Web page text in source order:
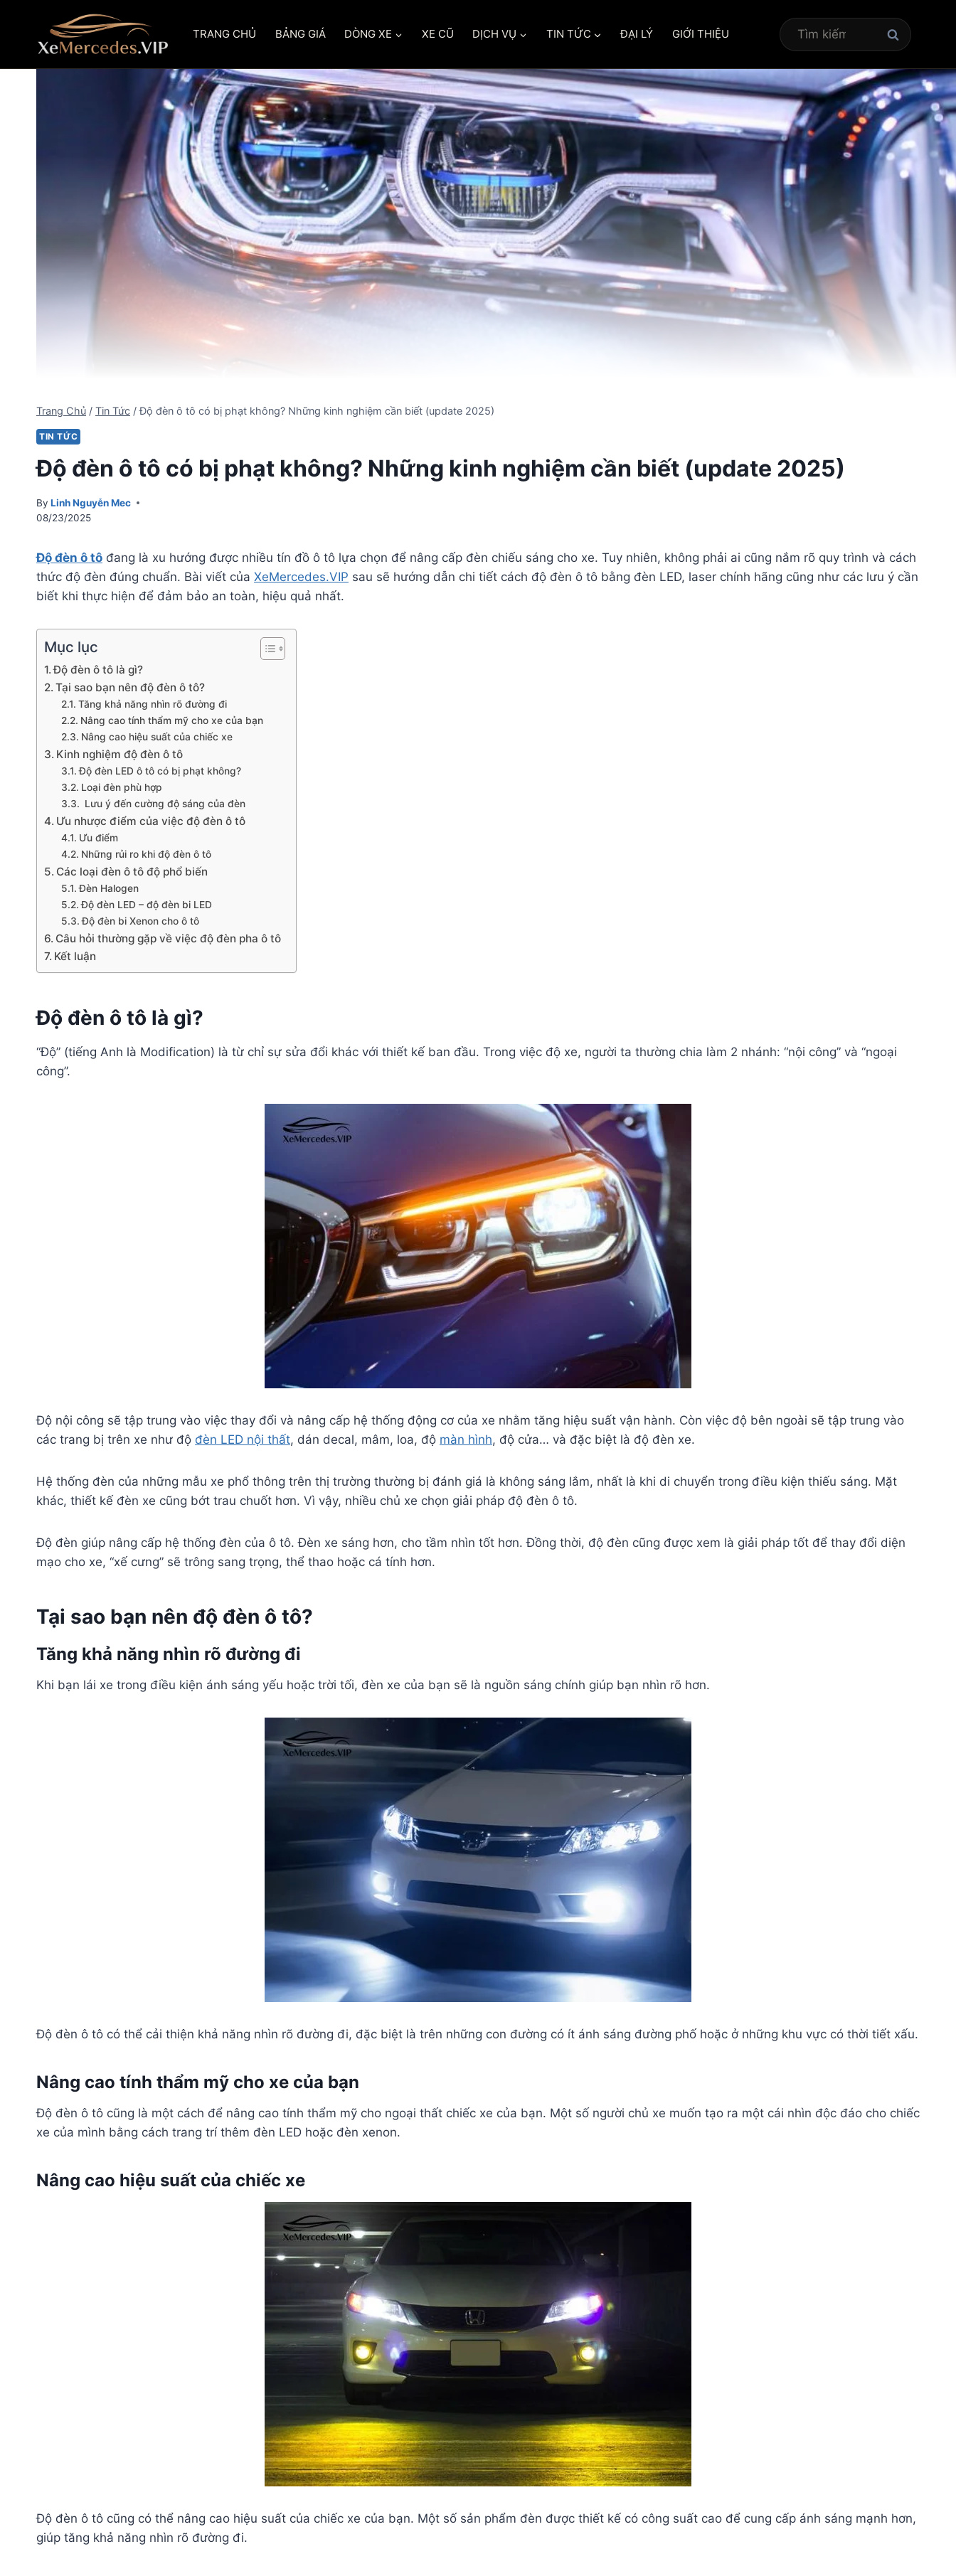
content
TRANG CHỦ BẢNG GIÁ DÒNG XE XE CŨ DỊCH VỤ TIN TỨC ĐẠI LÝ GIỚI THIỆU
Tìm
kiếm
cho:
Trang Chủ / Tin Tức /Độ đèn ô tô có bị phạt không? Những kinh nghiệm cần biết (update 2025)
TIN TỨC
Độ đèn ô tô có bị phạt không? Những kinh nghiệm cần biết (update 2025)
By Linh Nguyễn Mec
08/23/2025
Độ đèn ô tô đang là xu hướng được nhiều tín đồ ô tô lựa chọn để nâng cấp đèn chiếu sáng cho xe. Tuy nhiên, không phải ai cũng nắm rõ quy trình và cách
thức độ đèn đúng chuẩn. Bài viết của XeMercedes.VIP sau sẽ hướng dẫn chi tiết cách độ đèn ô tô bằng đèn LED, laser chính hãng cũng như các lưu ý cần
biết khi thực hiện để đảm bảo an toàn, hiệu quả nhất.
Mục lục
Độ đèn ô tô là gì?
Tại sao bạn nên độ đèn ô tô?
Tăng khả năng nhìn rõ đường đi
Nâng cao tính thẩm mỹ cho xe của bạn
Nâng cao hiệu suất của chiếc xe
Kinh nghiệm độ đèn ô tô
Độ đèn LED ô tô có bị phạt không?
Loại đèn phù hợp
Lưu ý đến cường độ sáng của đèn
Ưu nhược điểm của việc độ đèn ô tô
Ưu điểm
Những rủi ro khi độ đèn ô tô
Các loại đèn ô tô độ phổ biến
Đèn Halogen
Độ đèn LED – độ đèn bi LED
Độ đèn bi Xenon cho ô tô
Câu hỏi thường gặp về việc độ đèn pha ô tô
Kết luận
Độ đèn ô tô là gì?
“Độ” (tiếng Anh là Modification) là từ chỉ sự sửa đổi khác với thiết kế ban đầu. Trong việc độ xe, người ta thường chia làm 2 nhánh: “nội công” và “ngoại
công”.
Độ nội công sẽ tập trung vào việc thay đổi và nâng cấp hệ thống động cơ của xe nhằm tăng hiệu suất vận hành. Còn việc độ bên ngoài sẽ tập trung vào
các trang bị trên xe như độ đèn LED nội thất, dán decal, mâm, loa, độ màn hình, độ cửa… và đặc biệt là độ đèn xe.
Hệ thống đèn của những mẫu xe phổ thông trên thị trường thường bị đánh giá là không sáng lắm, nhất là khi di chuyển trong điều kiện thiếu sáng. Mặt
khác, thiết kế đèn xe cũng bớt trau chuốt hơn. Vì vậy, nhiều chủ xe chọn giải pháp độ đèn ô tô.
Độ đèn giúp nâng cấp hệ thống đèn của ô tô. Đèn xe sáng hơn, cho tầm nhìn tốt hơn. Đồng thời, độ đèn cũng được xem là giải pháp tốt để thay đổi diện
mạo cho xe, “xế cưng” sẽ trông sang trọng, thể thao hoặc cá tính hơn.
Tại sao bạn nên độ đèn ô tô?
Tăng khả năng nhìn rõ đường đi
Khi bạn lái xe trong điều kiện ánh sáng yếu hoặc trời tối, đèn xe của bạn sẽ là nguồn sáng chính giúp bạn nhìn rõ hơn.
Độ đèn ô tô có thể cải thiện khả năng nhìn rõ đường đi, đặc biệt là trên những con đường có ít ánh sáng đường phố hoặc ở những khu vực có thời tiết xấu.
Nâng cao tính thẩm mỹ cho xe của bạn
Độ đèn ô tô cũng là một cách để nâng cao tính thẩm mỹ cho ngoại thất chiếc xe của bạn. Một số người chủ xe muốn tạo ra một cái nhìn độc đáo cho chiếc
xe của mình bằng cách trang trí thêm đèn LED hoặc đèn xenon.
Nâng cao hiệu suất của chiếc xe
Độ đèn ô tô cũng có thể nâng cao hiệu suất của chiếc xe của bạn. Một số sản phẩm đèn được thiết kế có công suất cao để cung cấp ánh sáng mạnh hơn,
giúp tăng khả năng nhìn rõ đường đi.